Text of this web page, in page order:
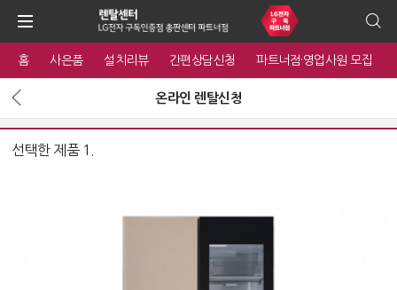
홈 사은품 설치리뷰 간편상담신청 파트너점·영업사원 모집
온라인 렌탈신청
선택한 제품 1.